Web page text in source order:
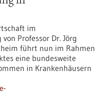
im
Professor Dr. Jörg
führt nun im Rahmen
eine bundesweite
in Krankenhäusern